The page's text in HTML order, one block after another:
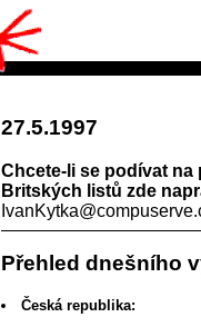
27.5.1997
Chcete-li se podívat
Britských listů zde
Přehled dnešního
Česká republika: